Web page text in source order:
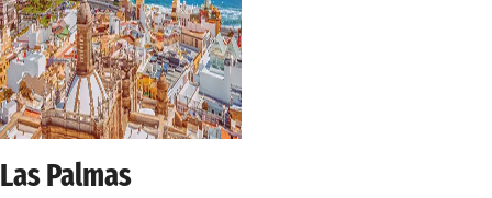
Las Palmas